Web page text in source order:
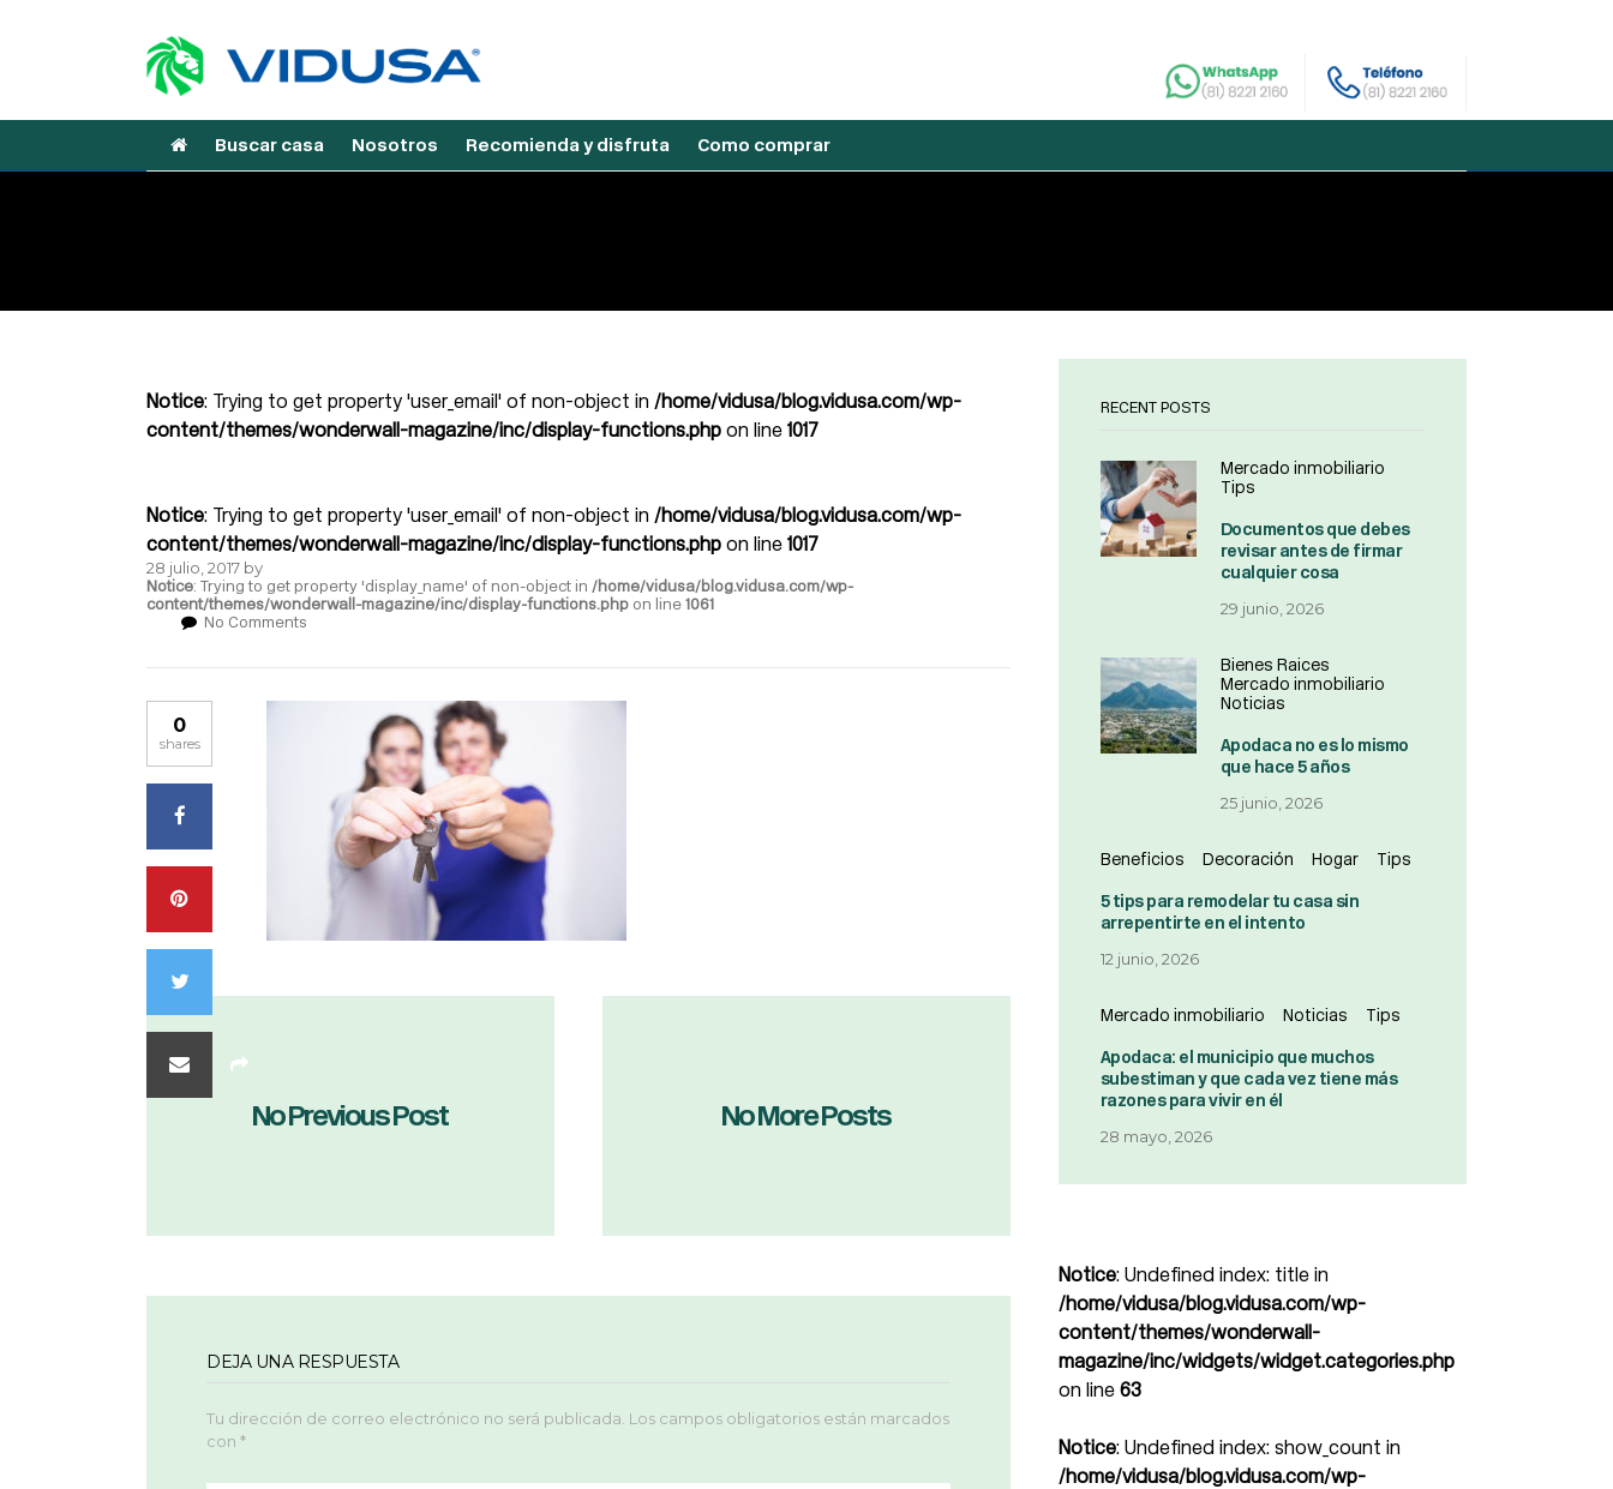
Buscar casa Nosotros Recomienda y disfruta Como comprar
Notice: Trying to get property 'user_email' of non-object in /home/vidusa/blog.vidusa.com/wp-
content/themes/wonderwall-magazine/inc/display-functions.php on line 1017
Notice: Trying to get property 'user_email' of non-object in /home/vidusa/blog.vidusa.com/wp-
content/themes/wonderwall-magazine/inc/display-functions.php on line 1017
28 julio, 2017 by
Notice: Trying to get property 'display_name' of non-object in /home/vidusa/blog.vidusa.com/wp-
content/themes/wonderwall-magazine/inc/display-functions.php on line 1061
No Comments
0
shares
No Previous Post No More Posts
DEJA UNA RESPUESTA
Tu dirección de correo electrónico no será publicada. Los campos obligatorios están marcados
con *
RECENT POSTS
Mercado inmobiliario
Tips
Documentos que debes
revisar antes de firmar
cualquier cosa
29 junio, 2026
Bienes Raices
Mercado inmobiliario
Noticias
Apodaca no es lo mismo
que hace 5 años
25 junio, 2026
Beneficios Decoración Hogar Tips
5 tips para remodelar tu casa sin
arrepentirte en el intento
12 junio, 2026
Mercado inmobiliario Noticias Tips
Apodaca: el municipio que muchos
subestiman y que cada vez tiene más
razones para vivir en él
28 mayo, 2026
Notice: Undefined index: title in
/home/vidusa/blog.vidusa.com/wp-
content/themes/wonderwall-
magazine/inc/widgets/widget.categories.php
on line 63
Notice: Undefined index: show_count in
/home/vidusa/blog.vidusa.com/wp-